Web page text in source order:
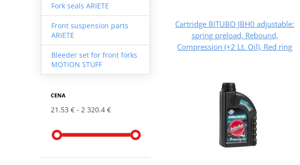
Fork seals ARIETE
Front suspension parts
ARIETE
Bleeder set for front forks
MOTION STUFF
CENA
21.53 € 2 320.4 €
Cartridge BITUBO JBH0 adjustable:
spring preload, Rebound,
Compression (+2 Lt. Oil), Red ring